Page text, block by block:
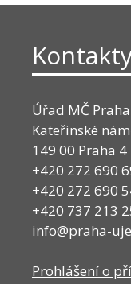
Úřad MČ
Kateřinské
149 00 Praha
+420 272 690
+420 272 690
+420 737 213
info@praha-
Prohlášení o